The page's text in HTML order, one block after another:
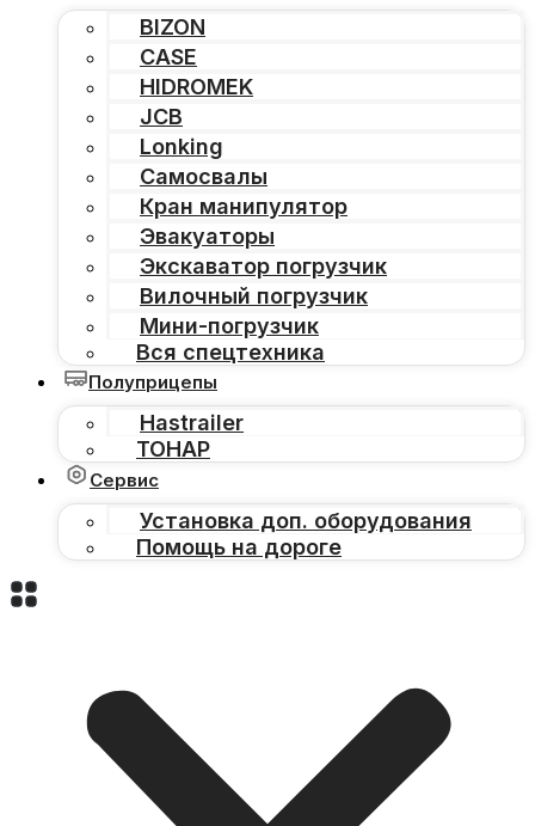
BIZON
CASE
HIDROMEK
JCB
Lonking
Самосвалы
Кран манипулятор
Эвакуаторы
Экскаватор погрузчик
Вилочный погрузчик
Мини-погрузчик
Вся спецтехника
Полуприцепы
Hastrailer
ТОНАР
Сервис
Установка доп. оборудования
Помощь на дороге